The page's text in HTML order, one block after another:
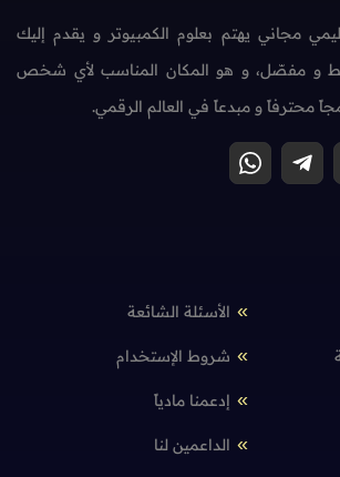
مجاني يهتم بعلوم الكمبيوتر و يقدم إليك
و مفصّل، و هو المكان المناسب لأي شخص
محترفاً و مبدعاً في العالم الرقمي.
الأسئلة الشائعة
شروط الإستخدام
إدعمنا مادياً
الداعمين لنا